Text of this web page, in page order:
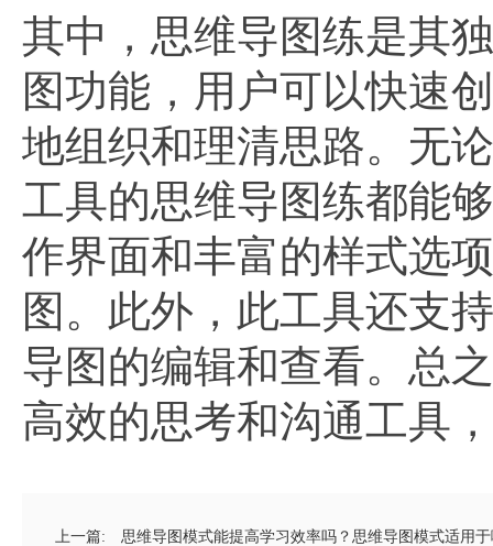
其中，思维导图练是其
图功能，用户可以快速
地组织和理清思路。无
工具的思维导图练都能
作界面和丰富的样式选
图。此外，此工具还支
导图的编辑和查看。总
高效的思考和沟通工具
上一篇: 思维导图模式能提高学习效率吗？思维导图模式适用